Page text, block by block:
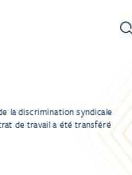
la discrimination syndicale
de travail a été transféré